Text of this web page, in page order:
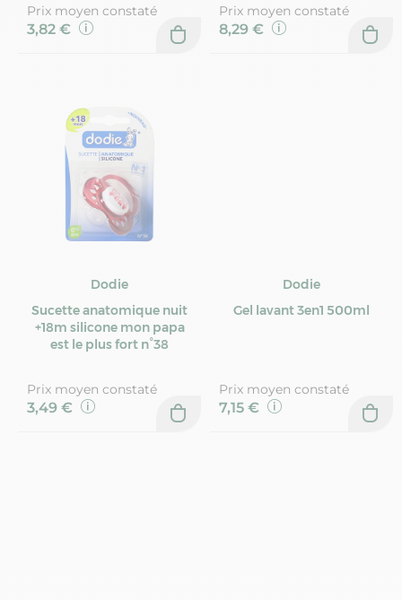
Prix moyen constaté
3,82 €
Prix moyen constaté
8,29 €
Dodie
Sucette anatomique nuit
+18m silicone mon papa
est le plus fort n°38
Prix moyen constaté
3,49 €
Dodie
Gel lavant 3en1 500ml
Prix moyen constaté
7,15 €